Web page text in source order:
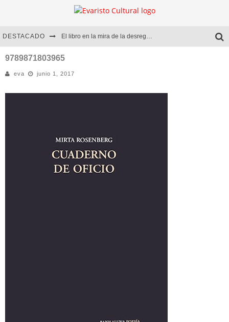
DESTACADO El libro en la mira de la desregulación
Marcelo Rubio | El llovedor
Diego Meret | Hotel Acapulco
9789871803965
eva junio 1, 2017